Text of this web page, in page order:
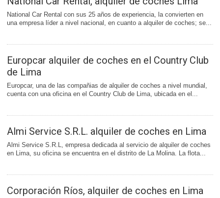
National Car Rental con sus 25 años de experiencia, la convierten en
una empresa líder a nivel nacional, en cuanto a alquiler de coches; se...
Europcar alquiler de coches en el Country Club
de Lima
Europcar, una de las compañias de alquiler de coches a nivel mundial,
cuenta con una oficina en el Country Club de Lima, ubicada en el...
Almi Service S.R.L. alquiler de coches en Lima
Almi Service S.R.L, empresa dedicada al servicio de alquiler de coches
en Lima, su oficina se encuentra en el distrito de La Molina. La flota...
Corporación Ríos, alquiler de coches en Lima